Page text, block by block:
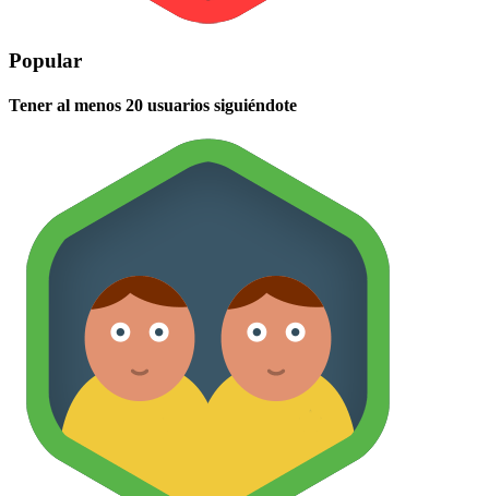
Popular
Tener al menos 20 usuarios siguiéndote